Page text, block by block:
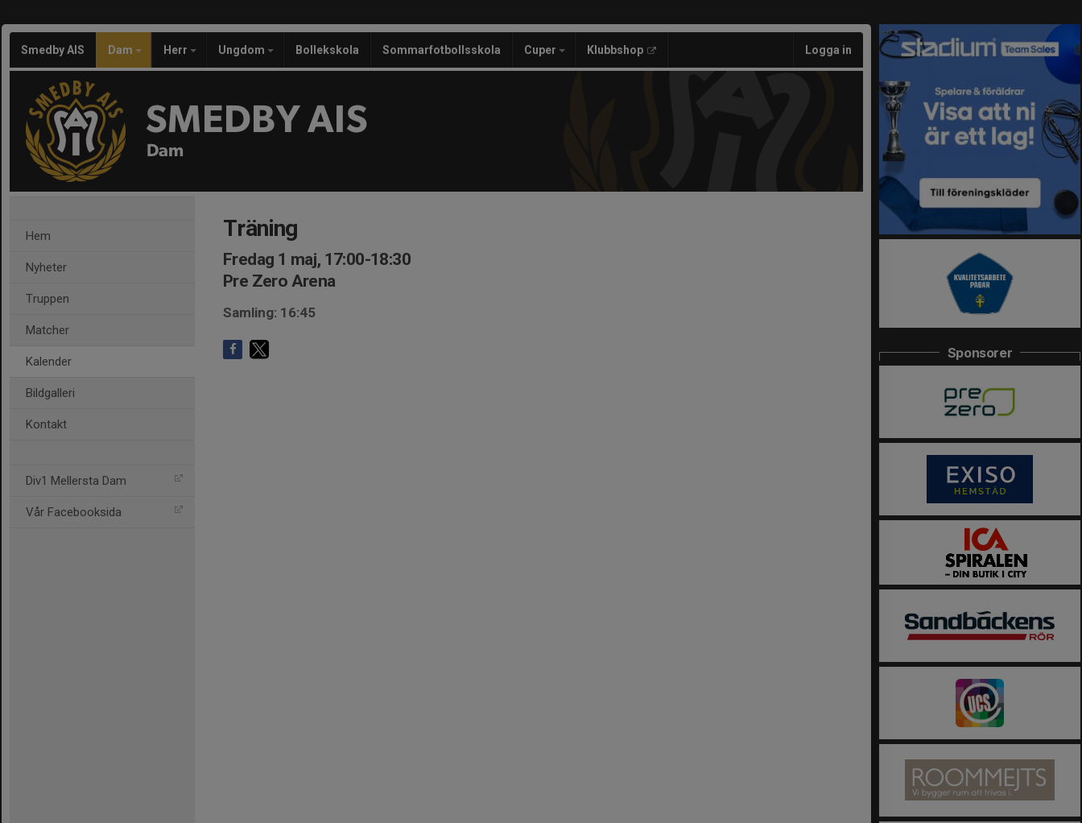
Smedby AIS Dam Herr Ungdom Bollekskola Sommarfotbollsskola Cuper Klubbshop Logga in
SMEDBY AIS
Dam
Hem
Nyheter
Truppen
Matcher
Kalender
Bildgalleri
Kontakt
Div1 Mellersta Dam
Vår Facebooksida
Träning
Fredag 1 maj, 17:00-18:30
Pre Zero Arena
Samling: 16:45
Sponsorer